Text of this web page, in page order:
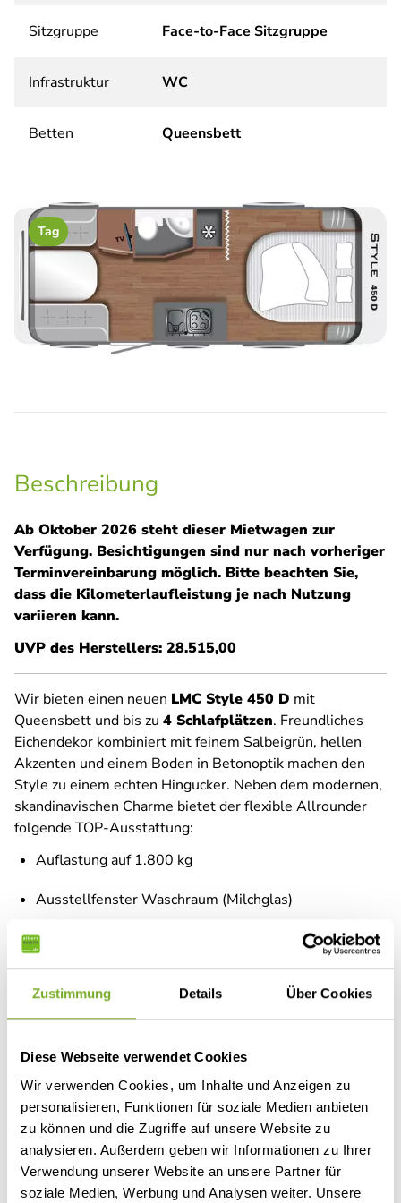
Zustimmung Details Über Cookies
Diese Webseite verwendet Cookies
Wir verwenden Cookies, um Inhalte und Anzeigen zu
personalisieren, Funktionen für soziale Medien anbieten
zu können und die Zugriffe auf unsere Website zu
analysieren. Außerdem geben wir Informationen zu Ihrer
Verwendung unserer Website an unsere Partner für
soziale Medien, Werbung und Analysen weiter. Unsere
Sitzgruppe Face-to-Face Sitzgruppe
Infrastruktur WC
Betten Queensbett
Tag
Beschreibung
Ab Oktober 2026 steht dieser Mietwagen zur
Verfügung. Besichtigungen sind nur nach vorheriger
Terminvereinbarung möglich. Bitte beachten Sie,
dass die Kilometerlaufleistung je nach Nutzung
variieren kann.
UVP des Herstellers: 28.515,00
Wir bieten einen neuen LMC Style 450 D mit
Queensbett und bis zu 4 Schlafplätzen. Freundliches
Eichendekor kombiniert mit feinem Salbeigrün, hellen
Akzenten und einem Boden in Betonoptik machen den
Style zu einem echten Hingucker. Neben dem modernen,
skandinavischen Charme bietet der flexible Allrounder
folgende TOP-Ausstattung:
Auflastung auf 1.800 kg
Ausstellfenster Waschraum (Milchglas)
Polster Dunit
zusätzlich montiert)
Duschvorhang mit Schiene
Duschwanneneinlage aus Holz
Duschwanne